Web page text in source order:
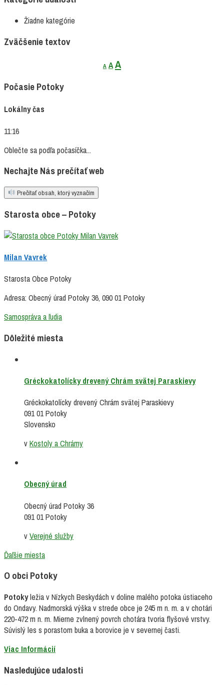
Žiadne kategórie
Zväčšenie textov
A
Decrease
font
A Reset
font
AIncrease
Počasie Potoky
Lokálny čas
11:16
Oblečte sa podľa počasíčka...
Nechajte Nás prečítať web
Prečítať obsah, ktorý vyznačím
Starosta obce – Potoky
Milan Vavrek
Starosta Obce Potoky
Adresa: Obecný úrad Potoky 36, 090 01 Potoky
Samospráva a ľudia
Dôležité miesta
Gréckokatolícky drevený Chrám svätej Paraskievy
Gréckokatolícky drevený Chrám svätej Paraskievy
091 01 Potoky
Slovensko
vKostoly a Chrámy
Obecný úrad
Obecný úrad Potoky 36
091 01 Potoky
vVerejné služby
Ďaľšie miesta
O obci Potoky
Potokyležia v Nízkych Beskydách v doline malého potoka ústiaceho
do Ondavy. Nadmorská výška v strede obce je 245 m n. m. a v chotári
220-472 m n. m. Mierne zvlnený povrch chotára tvoria flyšové vrstvy.
Súvislý les s porastom buka a borovice je v severnej časti.
Viac Informácií
Nasledujúce udalosti